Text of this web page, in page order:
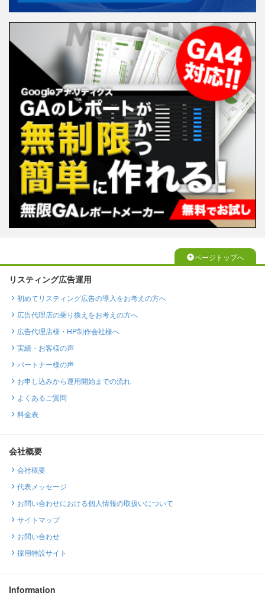
ページトップへ
リスティング広告運用
初めてリスティング広告の導入をお考えの方へ
広告代理店の乗り換えをお考えの方へ
広告代理店様・HP制作会社様へ
実績・お客様の声
パートナー様の声
お申し込みから運用開始までの流れ
よくあるご質問
料金表
会社概要
会社概要
代表メッセージ
お問い合わせにおける個人情報の取扱いについて
サイトマップ
お問い合わせ
採用特設サイト
Information